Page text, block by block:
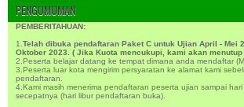
PENGUMUMAN
PEMBERITAHUAN:
1. Telah dibuka pendaftaran Paket C untuk Ujian April - Mei
Oktober 2023. ( Jika Kuota mencukupi, kami akan menutup
2.Peserta belajar datang ke tempat dimana anda mendaftar
3.Peserta luar kota mengirim persyaratan ke alamat kami
pendaftaran.
4.Kami masih menerima pendaftaran peserta ujian sampai
secepatnya (hari libur pendaftaran buka).